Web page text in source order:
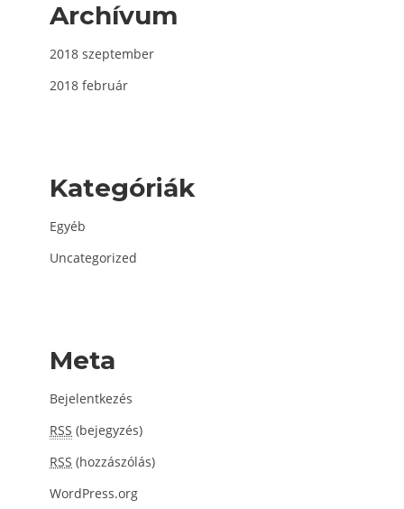
Archívum
2018 szeptember
2018 február
Kategóriák
Egyéb
Uncategorized
Meta
Bejelentkezés
RSS (bejegyzés)
RSS (hozzászólás)
WordPress.org